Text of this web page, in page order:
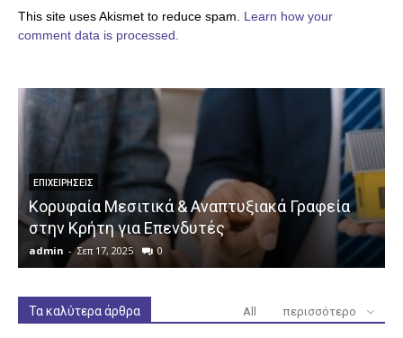
This site uses Akismet to reduce spam. Learn how your
comment data is processed.
ΕΠΙΧΕΙΡΉΣΕΙΣ
Κορυφαία Μεσιτικά & Αναπτυξιακά Γραφεία
στην Κρήτη για Επενδυτές
admin - Σεπ 17, 2025 0
Τα καλύτερα άρθρα All περισσότερο